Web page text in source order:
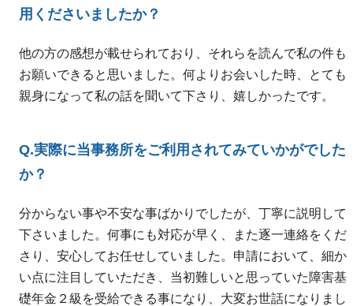
用くださいましたか？
他の方の感想が載せられており、それらを読んで私の件も
お願いできると思いました。何よりお会いした時、とても
親身になって私の話を聞いて下さり、嬉しかったです。
Q.実際に当事務所をご利用されてみていかがでした
か？
分からない事や不安な事ばかりでしたが、丁寧に説明して
下さいました。何事にも対応が早く、また逐一連絡をくだ
さり、安心してお任せしていました。申請において、細か
い点に注目していただき、当初難しいと思っていた障害基
礎年金２級を受給できる事になり、大変お世話になりまし